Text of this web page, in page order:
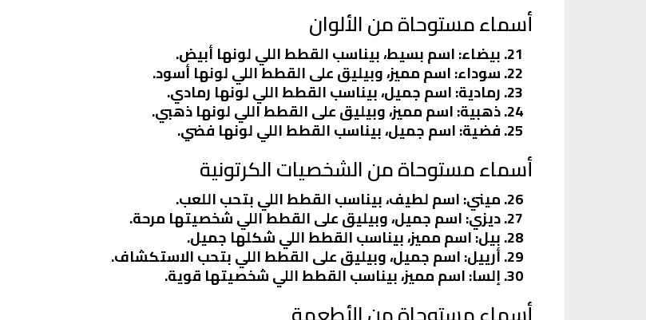
أسماء مستوحاة من الألوان
بيضاء: اسم بسيط، بيناسب القطط اللي لونها أبيض.
سوداء: اسم مميز، وبيليق على القطط اللي لونها أسود.
رمادية: اسم جميل، بيناسب القطط اللي لونها رمادي.
ذهبية: اسم مميز، وبيليق على القطط اللي لونها ذهبي.
فضية: اسم جميل، بيناسب القطط اللي لونها فضي.
أسماء مستوحاة من الشخصيات الكرتونية
ميني: اسم لطيف، بيناسب القطط اللي بتحب اللعب.
ديزي: اسم جميل، وبيليق على القطط اللي شخصيتها مرحة.
بيل: اسم مميز، بيناسب القطط اللي شكلها جميل.
أرييل: اسم جميل، وبيليق على القطط اللي بتحب الاستكشاف.
إلسا: اسم مميز، بيناسب القطط اللي شخصيتها قوية.